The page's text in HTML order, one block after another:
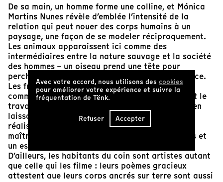
De sa main, un homme forme une colline, et Mónica
Martins Nunes révèle d’emblée l’intensité de la
relation qui peut nouer des corps humains à un
paysage, une façon de se modeler réciproquement.
Les animaux apparaissent ici comme des
intermédiaires entre la nature sauvage et la société
des hommes – un oiseau prend une tête pour
perchoir, un chien se laisse épucer de bonne grâce.
Les frontières entre les règnes sont fluides, tout
comme celle qui pourrait distinguer les loisirs et le
travail. La cinéaste mime ce rapport au monde en
laissant elle-même apparents ses gestes de
réalisatrice, qui ne cherchent pas à feindre la
maîtrise. Le film se fait ensemble, dans un temps et
un espace partagés, sans rapport de hiérarchie.
D’ailleurs, les habitants du coin sont artistes autant
que celle qui les filme : leurs poèmes gracieux
attestent que leurs corps ancrés sur terre sont aussi
Avec votre accord, nous utilisons des cookies
pour améliorer votre expérience et suivre la
fréquentation de Tënk.
Refuser Accepter